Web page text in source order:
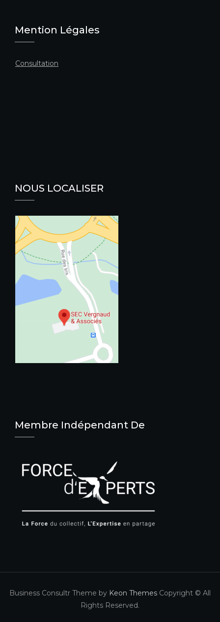
Mention Légales
Consultation
NOUS LOCALISER
Membre Indépendant De
Business Consultr Theme by Keon Themes Copyright © All
Rights Reserved.